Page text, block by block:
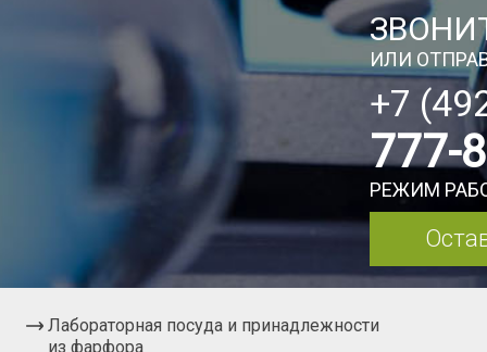
ИЛИ
+7
777-
РЕЖИМ
Лабораторная посуда и принадлежности
из фарфора